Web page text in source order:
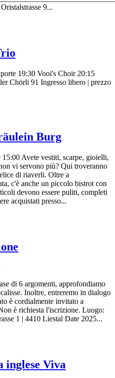
9...
19:30 Vooi's Choir 20:15
Chörli 91 Ingresso libero | prezzo
Burg
Avete vestiti, scarpe, gioielli,
vi servono più? Qui troveranno
di riaverli. Oltre a
c'è anche un piccolo bistrot con
devono essere puliti, completi
acquistati presso...
di 6 argomenti, approfondiamo
Inoltre, entreremo in dialogo
è cordialmente invitato a
è richiesta l'iscrizione. Luogo:
1 | 4410 Liestal Date 2025...
inglese Viva